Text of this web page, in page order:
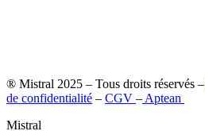
® Mistral 2025 – Tous droits réservés –
de confidentialité – CGV – Aptean
Mistral